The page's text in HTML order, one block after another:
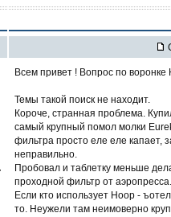
Всем привет ! Вопрос по воронке
Темы такой поиск не находит.
Короче, странная проблема.
самый крупный помол молки
фильтра просто еле еле капает,
неправильно.
Пробовал и таблетку меньше
проходной фильтр от
Если кто использует Hoop -
то. Неужели там неимоверно